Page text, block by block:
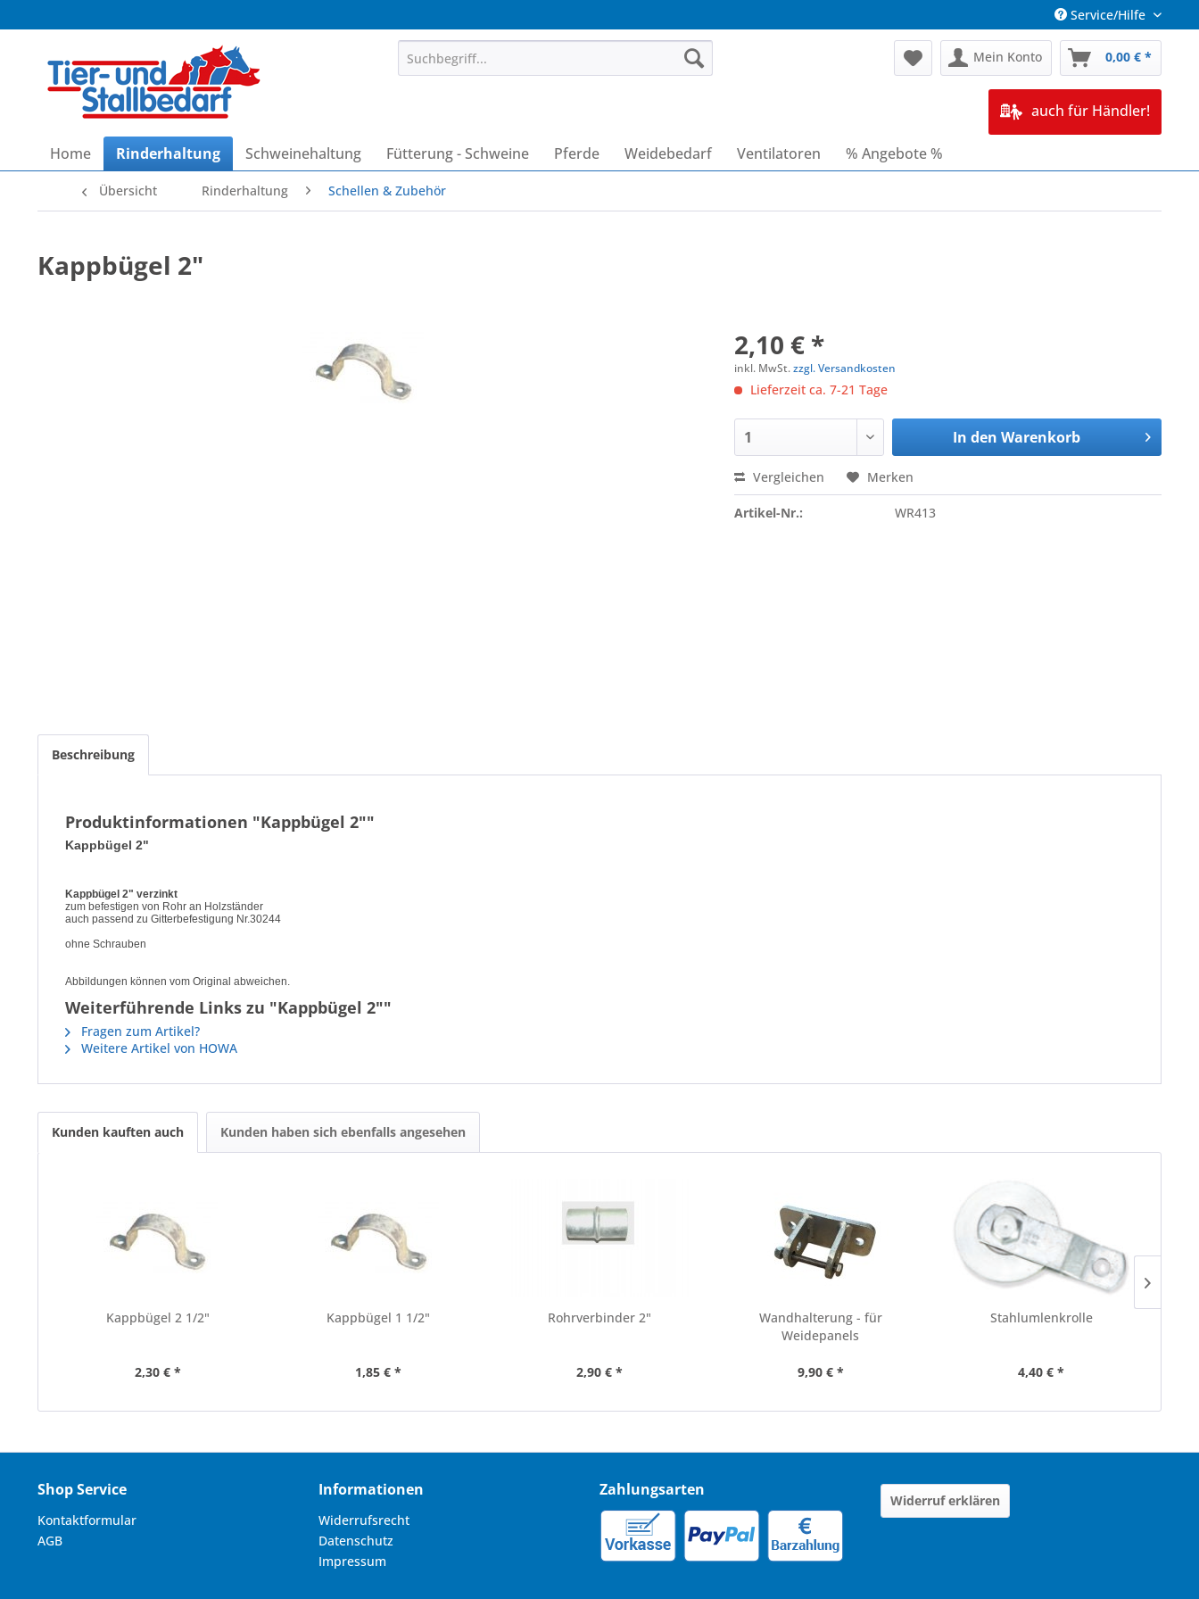
Service/Hilfe
Mein Konto 0,00 € *
auch für Händler!
Home Rinderhaltung Schweinehaltung Fütterung - Schweine Pferde Weidebedarf Ventilatoren % Angebote %
Übersicht Rinderhaltung Schellen & Zubehör
Kappbügel 2"
2,10 € *
inkl. MwSt.zzgl. Versandkosten
Lieferzeit ca. 7-21 Tage
In den Warenkorb
Vergleichen Merken
Artikel-Nr.: WR413
Beschreibung
Produktinformationen "Kappbügel 2""
Kappbügel 2"
Kappbügel 2" verzinkt
zum befestigen von Rohr an Holzständer
auch passend zu Gitterbefestigung Nr.30244
ohne Schrauben
Abbildungen können vom Original abweichen.
Weiterführende Links zu "Kappbügel 2""
Fragen zum Artikel?
Weitere Artikel von HOWA
Kunden kauften auch Kunden haben sich ebenfalls angesehen
Kappbügel 2 1/2"
2,30 € *
Kappbügel 1 1/2"
1,85 € *
Rohrverbinder 2"
2,90 € *
Wandhalterung - für
Weidepanels
9,90 € *
Stahlumlenkrolle
4,40 € *
Shop Service
Kontaktformular
AGB
Informationen
Widerrufsrecht
Datenschutz
Impressum
Zahlungsarten
Widerruf erklären